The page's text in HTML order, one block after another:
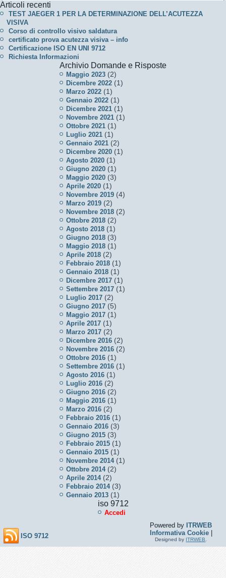
Articoli recenti
TEST JAEGER 1 PER LA DETERMINAZIONE DELL’ACUTEZZA
VISIVA
Corso di controllo visivo saldatura
certificato prova acutezza visiva – info
Certificazione ISO EN UNI 9712
Richiesta Informazioni
Archivio Domande e Risposte
Maggio 2023 (2)
Dicembre 2022 (1)
Marzo 2022 (1)
Gennaio 2022 (1)
Dicembre 2021 (1)
Novembre 2021 (1)
Ottobre 2021 (1)
Luglio 2021 (1)
Gennaio 2021 (2)
Dicembre 2020 (1)
Agosto 2020 (1)
Giugno 2020 (1)
Maggio 2020 (3)
Aprile 2020 (1)
Novembre 2019 (4)
Marzo 2019 (2)
Novembre 2018 (2)
Ottobre 2018 (2)
Agosto 2018 (1)
Giugno 2018 (3)
Maggio 2018 (1)
Aprile 2018 (2)
Febbraio 2018 (1)
Gennaio 2018 (1)
Dicembre 2017 (1)
Settembre 2017 (1)
Luglio 2017 (2)
Giugno 2017 (5)
Maggio 2017 (1)
Aprile 2017 (1)
Marzo 2017 (2)
Dicembre 2016 (2)
Novembre 2016 (2)
Ottobre 2016 (1)
Settembre 2016 (1)
Agosto 2016 (1)
Luglio 2016 (2)
Giugno 2016 (2)
Maggio 2016 (1)
Marzo 2016 (2)
Febbraio 2016 (1)
Gennaio 2016 (3)
Giugno 2015 (3)
Febbraio 2015 (1)
Gennaio 2015 (1)
Novembre 2014(1)
Ottobre 2014(2)
Aprile 2014(2)
Febbraio 2014(3)
Gennaio 2013 (1)
iso 9712
Accedi
ISO 9712
Powered by ITRWEB
Informativa Cookie|
Designed by ITRWEB.